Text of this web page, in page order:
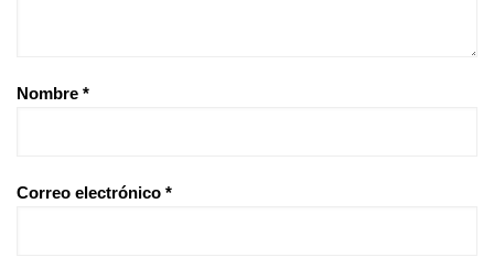
Nombre *
Correo electrónico *